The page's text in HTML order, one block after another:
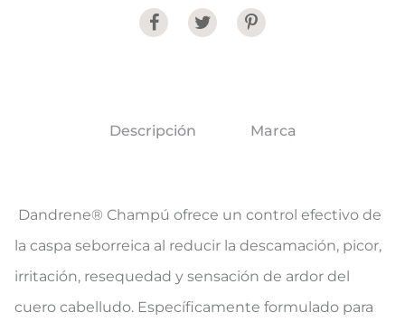
Share
Descripción Marca
Dandrene® Champú ofrece un control efectivo de
la caspa seborreica al reducir la descamación, picor,
irritación, resequedad y sensación de ardor del
cuero cabelludo. Específicamente formulado para